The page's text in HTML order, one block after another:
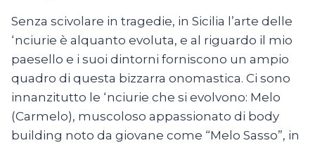
Senza scivolare in tragedie, in Sicilia l’arte delle
‘nciurie è alquanto evoluta, e al riguardo il mio
paesello e i suoi dintorni forniscono un ampio
quadro di questa bizzarra onomastica. Ci sono
innanzitutto le ‘nciurie che si evolvono: Melo
(Carmelo), muscoloso appassionato di body
building noto da giovane come “Melo Sasso”, in